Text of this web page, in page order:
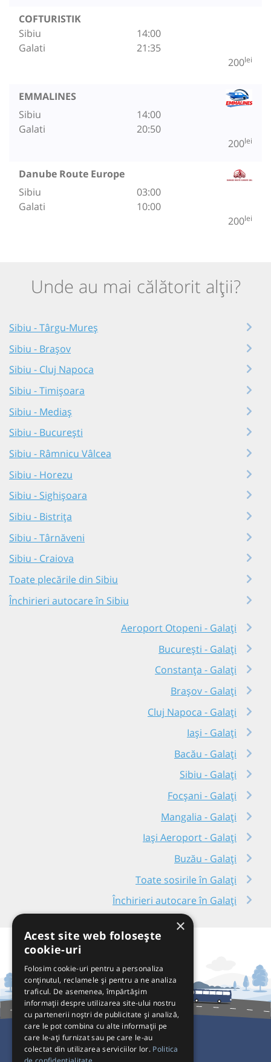
COFTURISTIK
Sibiu
Galati
14:00
21:35
200lei
EMMALINES
Sibiu
Galati
14:00
20:50
200lei
Danube Route Europe
Sibiu
Galati
03:00
10:00
200lei
Unde au mai călătorit alții?
Sibiu - Târgu-Mureș
Sibiu - Brașov
Sibiu - Cluj Napoca
Sibiu - Timișoara
Sibiu - Mediaș
Sibiu - București
Sibiu - Râmnicu Vâlcea
Sibiu - Horezu
Sibiu - Sighișoara
Sibiu - Bistrița
Sibiu - Târnăveni
Sibiu - Craiova
Toate plecările din Sibiu
Închirieri autocare în Sibiu
Aeroport Otopeni - Galați
București - Galați
Constanța - Galați
Brașov - Galați
Cluj Napoca - Galați
Iași - Galați
Bacău - Galați
Sibiu - Galați
Focșani - Galați
Mangalia - Galați
Iași Aeroport - Galați
Buzău - Galați
Toate sosirile în Galați
Închirieri autocare în Galați
Pentru Călători
×
Acest site web folosește
cookie-uri
Folosim cookie-uri pentru a personaliza
conținutul, reclamele și pentru a ne analiza
traficul. De asemenea, împărtășim
informații despre utilizarea site-ului nostru
cu partenerii noștri de publicitate și analiză,
care le pot combina cu alte informații pe
care le-ați furnizat sau pe care le-au
colectat din utilizarea serviciilor lor. Politica